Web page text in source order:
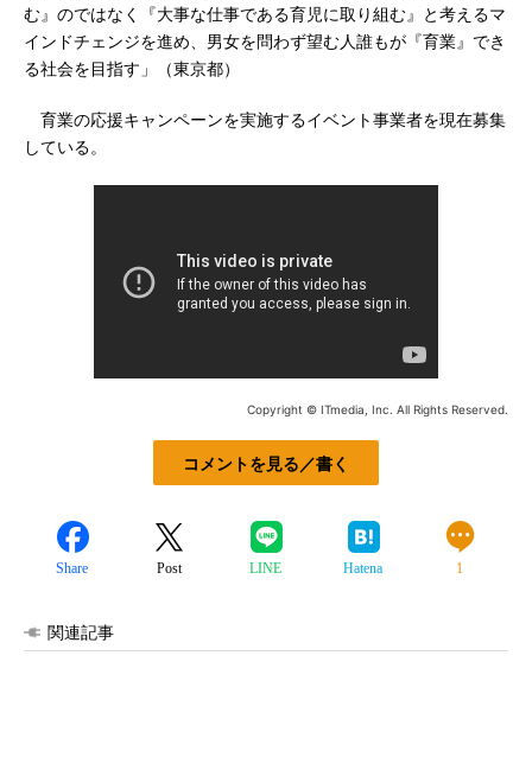
む』のではなく『大事な仕事である育児に取り組む』と考えるマ
インドチェンジを進め、男女を問わず望む人誰もが『育業』でき
る社会を目指す」（東京都）
育業の応援キャンペーンを実施するイベント事業者を現在募集
している。
Copyright © ITmedia, Inc. All Rights Reserved.
コメントを見る／書く
Share Post LINE Hatena 1
関連記事